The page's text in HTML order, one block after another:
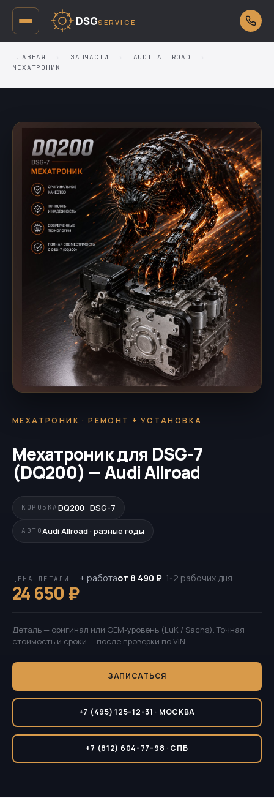
DSGSERVICE
ГЛАВНАЯ ЗАПЧАСТИ AUDI ALLROAD
МЕХАТРОНИК
МЕХАТРОНИК · РЕМОНТ + УСТАНОВКА
Мехатроник для DSG-7
(DQ200) — Audi Allroad
КОРОБКА DQ200 · DSG-7
АВТОAudi Allroad · разные годы
ЦЕНА ДЕТАЛИ
24 650 ₽
+ работаот 8 490 ₽· 1-2 рабочих дня
Деталь — оригинал или OEM-уровень (LuK / Sachs). Точная
стоимость и сроки — после проверки по VIN.
ЗАПИСАТЬСЯ
+7 (495) 125-12-31 · МОСКВА
+7 (812) 604-77-98 · СПБ